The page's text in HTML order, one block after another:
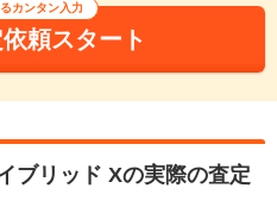
カンタン入力
頼スタート
ブリッド Xの実際の査定